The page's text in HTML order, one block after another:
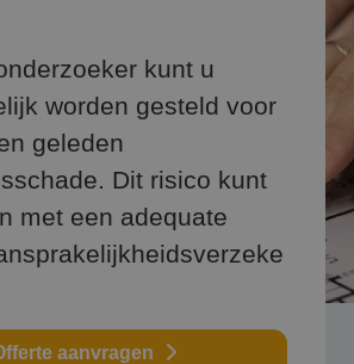
kunt u
worden gesteld voor
geleden
Dit risico kunt
met een adequate
aanvragen